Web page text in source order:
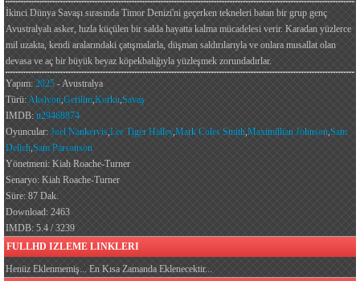
İkinci Dünya Savaşı sırasında Timor Denizi'ni geçerken tekneleri batan bir grup genç
Avustralyalı asker, hızla küçülen bir salda hayatta kalma mücadelesi verir. Karadan yüzlerce
mil uzakta, kendi aralarındaki çatışmalarla, düşman saldırılarıyla ve onlara musallat olan
devasa ve aç bir büyük beyaz köpekbalığıyla yüzleşmek zorundadırlar.
Yapım: 2025 - Avustralya
Türü:Aksiyon,Gerilim,Korku,Savaş
IMDB: tt29468874
Oyuncular: Joel Nankervis,Lee Tiger Halley,Mark Coles Smith,Maximillian Johnson,Sam
Delich,Sam Parsonson
Yönetmeni: Kiah Roache-Turner
Senaryo: Kiah Roache-Turner
Süre: 87 Dak.
Download: 2463
IMDB: 5.4 / 3239
FULLHD IZLEME LINKLERI
Henüz Eklenmemiş... En Kısa Zamanda Eklenecektir...